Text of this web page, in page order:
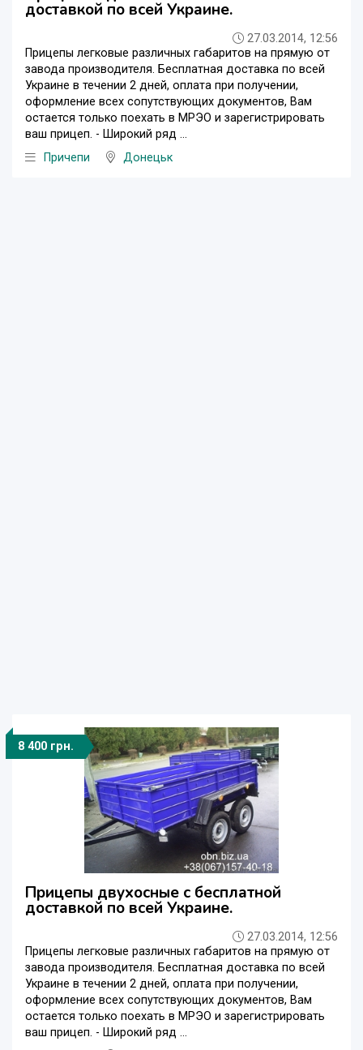
доставкой по всей Украине.
27.03.2014, 12:56
Прицепы легковые различных габаритов на прямую от
завода производителя. Бесплатная доставка по всей
Украине в течении 2 дней, оплата при получении,
оформление всех сопутствующих документов, Вам
остается только поехать в МРЭО и зарегистрировать
ваш прицеп. - Широкий ряд ...
Причепи
Донецьк
8 400 грн.
Прицепы двухосные с бесплатной
доставкой по всей Украине.
27.03.2014, 12:56
Прицепы легковые различных габаритов на прямую от
завода производителя. Бесплатная доставка по всей
Украине в течении 2 дней, оплата при получении,
оформление всех сопутствующих документов, Вам
остается только поехать в МРЭО и зарегистрировать
ваш прицеп. - Широкий ряд ...